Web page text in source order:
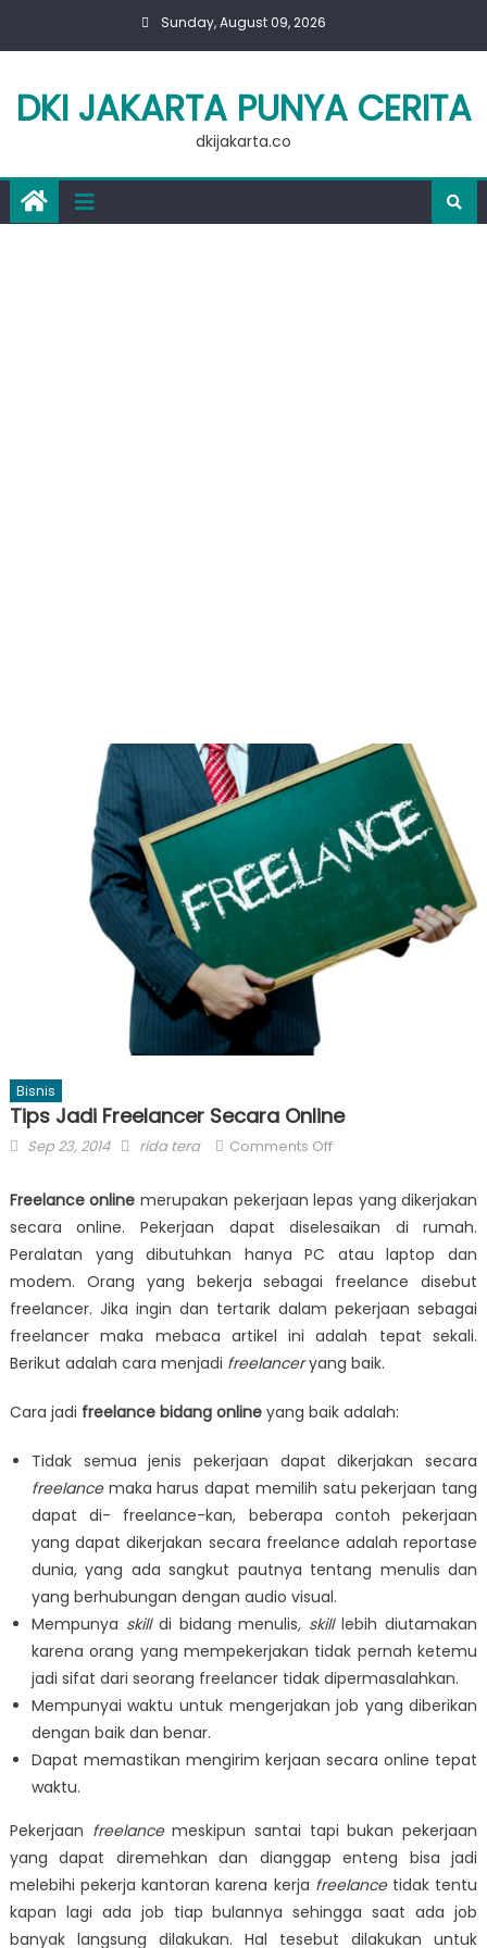
Sunday, August 09, 2026
DKI JAKARTA PUNYA CERITA
dkijakarta.co
Bisnis
Tips Jadi Freelancer Secara Online
Posted
Sep 23, 2014 Author
rida tera Comments Offon
Jadi
Freelancer
Secara
Freelance online merupakan pekerjaan lepas yang dikerjakan
secara online. Pekerjaan dapat diselesaikan di rumah.
Peralatan yang dibutuhkan hanya PC atau laptop dan
modem. Orang yang bekerja sebagai freelance disebut
freelancer. Jika ingin dan tertarik dalam pekerjaan sebagai
freelancer maka mebaca artikel ini adalah tepat sekali.
Berikut adalah cara menjadi freelanceryang baik.
Cara jadi freelance bidang onlineyang baik adalah:
Tidak semua jenis pekerjaan dapat dikerjakan secara
freelancemaka harus dapat memilih satu pekerjaan tang
dapat di- freelance-kan, beberapa contoh pekerjaan
yang dapat dikerjakan secara freelance adalah reportase
dunia, yang ada sangkut pautnya tentang menulis dan
yang berhubungan dengan audio visual.
Mempunya skill di bidang menulis, skilllebih diutamakan
karena orang yang mempekerjakan tidak pernah ketemu
jadi sifat dari seorang freelancer tidak dipermasalahkan.
Mempunyai waktu untuk mengerjakan job yang diberikan
dengan baik dan benar.
Dapat memastikan mengirim kerjaan secara online tepat
waktu.
Pekerjaan freelancemeskipun santai tapi bukan pekerjaan
yang dapat diremehkan dan dianggap enteng bisa jadi
melebihi pekerja kantoran karena kerja freelancetidak tentu
kapan lagi ada job tiap bulannya sehingga saat ada job
banyak langsung dilakukan. Hal tesebut dilakukan untuk